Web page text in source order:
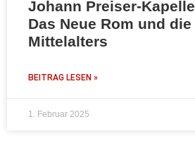
Johann Preiser-
Das Neue Rom und
Mittelalters
BEITRAG LESEN »
1. Februar 2025